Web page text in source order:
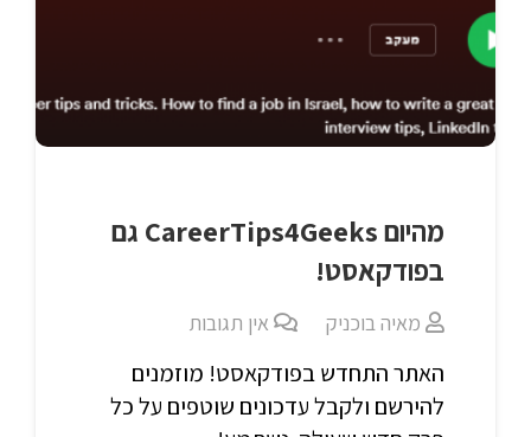
מהיום CareerTips4Geeks גם
בפודקאסט!
מאיה בוכניק אין תגובות
האתר התחדש בפודקאסט! מוזמנים
להירשם ולקבל עדכונים שוטפים על כל